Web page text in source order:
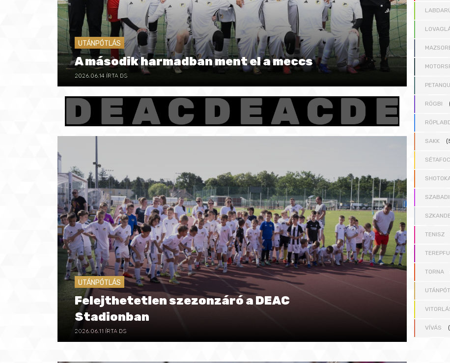
UTÁNPÓTLÁS
A második harmadban ment el a meccs
2026.06.14 ÍRTA DS
UTÁNPÓTLÁS
Felejthetetlen szezonzáró a DEAC
Stadionban
2026.06.11 ÍRTA DS
RÖGBI
SAKK
TENISZ
TORNA
VÍVÁS